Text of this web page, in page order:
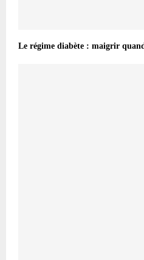
Le régime diabète : maigrir